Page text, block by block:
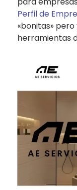
Perfil de
«bonitas»
herramientas